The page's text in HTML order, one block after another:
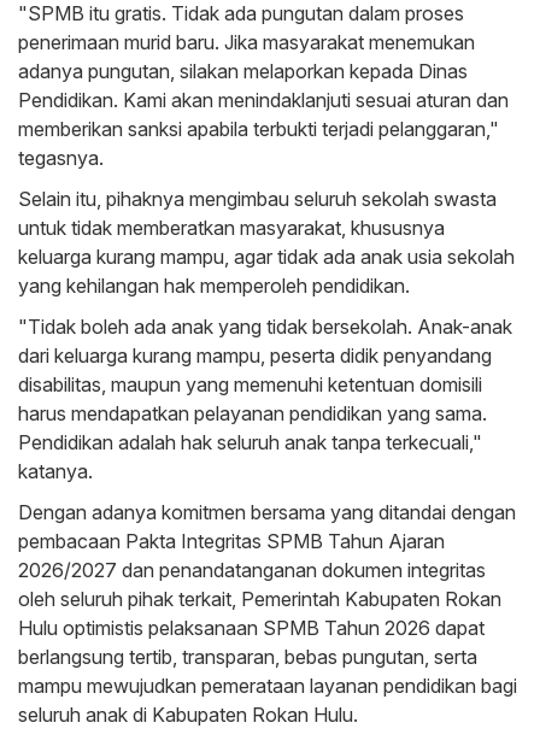
"SPMB itu gratis. Tidak ada pungutan dalam proses
penerimaan murid baru. Jika masyarakat menemukan
adanya pungutan, silakan melaporkan kepada Dinas
Pendidikan. Kami akan menindaklanjuti sesuai aturan dan
memberikan sanksi apabila terbukti terjadi pelanggaran,"
tegasnya.
Selain itu, pihaknya mengimbau seluruh sekolah swasta
untuk tidak memberatkan masyarakat, khususnya
keluarga kurang mampu, agar tidak ada anak usia sekolah
yang kehilangan hak memperoleh pendidikan.
"Tidak boleh ada anak yang tidak bersekolah. Anak-anak
dari keluarga kurang mampu, peserta didik penyandang
disabilitas, maupun yang memenuhi ketentuan domisili
harus mendapatkan pelayanan pendidikan yang sama.
Pendidikan adalah hak seluruh anak tanpa terkecuali,"
katanya.
Dengan adanya komitmen bersama yang ditandai dengan
pembacaan Pakta Integritas SPMB Tahun Ajaran
2026/2027 dan penandatanganan dokumen integritas
oleh seluruh pihak terkait, Pemerintah Kabupaten Rokan
Hulu optimistis pelaksanaan SPMB Tahun 2026 dapat
berlangsung tertib, transparan, bebas pungutan, serta
mampu mewujudkan pemerataan layanan pendidikan bagi
seluruh anak di Kabupaten Rokan Hulu.